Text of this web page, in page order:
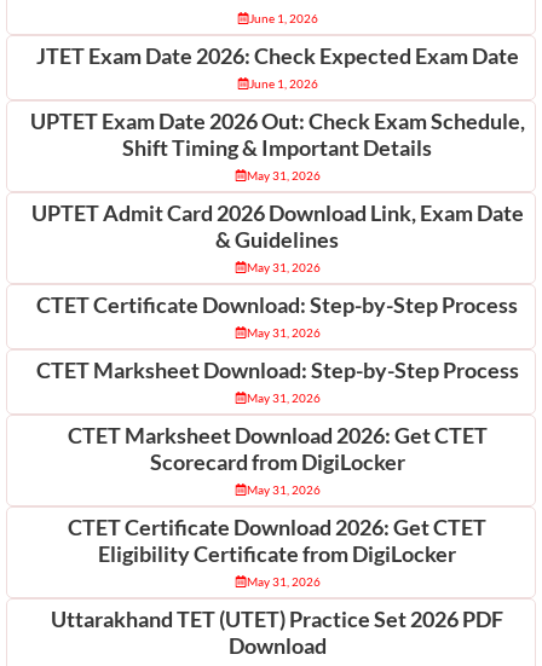
June 1, 2026
JTET Exam Date 2026: Check Expected Exam Date
June 1, 2026
UPTET Exam Date 2026 Out: Check Exam Schedule,
Shift Timing & Important Details
May 31, 2026
UPTET Admit Card 2026 Download Link, Exam Date
& Guidelines
May 31, 2026
CTET Certificate Download: Step-by-Step Process
May 31, 2026
CTET Marksheet Download: Step-by-Step Process
May 31, 2026
CTET Marksheet Download 2026: Get CTET
Scorecard from DigiLocker
May 31, 2026
CTET Certificate Download 2026: Get CTET
Eligibility Certificate from DigiLocker
May 31, 2026
Uttarakhand TET (UTET) Practice Set 2026 PDF
Download